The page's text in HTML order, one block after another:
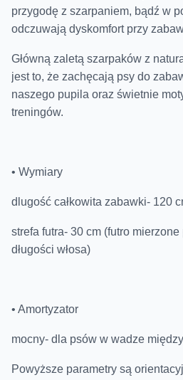
przygodę z szarpaniem, bądź w
odczuwają dyskomfort przy
Główną zaletą szarpaków z
jest to, że zachęcają psy do
naszego pupila oraz świetnie
treningów.
• Wymiary
dlugość całkowita zabawki- 120
strefa futra- 30 cm (futro
długości włosa)
• Amortyzator
mocny- dla psów w wadze
Powyższe parametry są